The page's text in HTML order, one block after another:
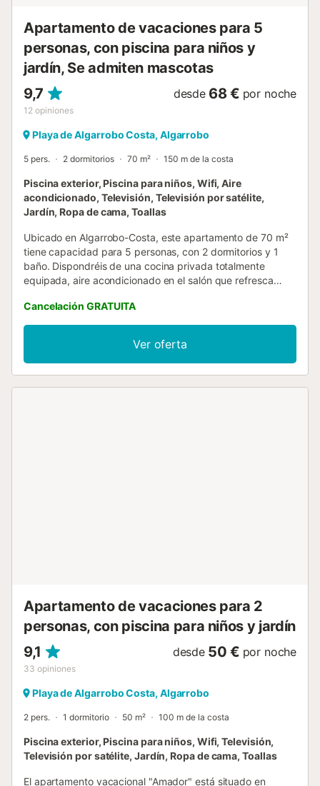
Apartamento de vacaciones para 5
personas, con piscina para niños y
jardín, Se admiten mascotas
9,7
12 opiniones
desde 68 € por noche
Playa de Algarrobo Costa, Algarrobo
5 pers. 2 dormitorios 70 m² 150 m de la costa
Piscina exterior, Piscina para niños, Wifi, Aire
acondicionado, Televisión, Televisión por satélite,
Jardín, Ropa de cama, Toallas
Ubicado en Algarrobo-Costa, este apartamento de 70 m²
tiene capacidad para 5 personas, con 2 dormitorios y 1
baño. Dispondréis de una cocina privada totalmente
equipada, aire acondicionado en el salón que refresca
lavadora y acceso por ascensor. El apartamento cuenta
con acceso e interior sin escalones, además de un balcón
privado con vistas al mar. Se proporcionan ropa de cama y
toallas para vuestra comodidad. Podréis disfrutar del jardín
comunitario y la piscina al aire libre, abierta del 1 de junio al
Cancelación GRATUITA
Ver oferta
Apartamento de vacaciones para 2
personas, con piscina para niños y jardín
9,1
33 opiniones
desde 50 € por noche
Playa de Algarrobo Costa, Algarrobo
2 pers. 1 dormitorio 50 m² 100 m de la costa
Piscina exterior, Piscina para niños, Wifi, Televisión,
Televisión por satélite, Jardín, Ropa de cama, Toallas
El apartamento vacacional "Amador" está situado en